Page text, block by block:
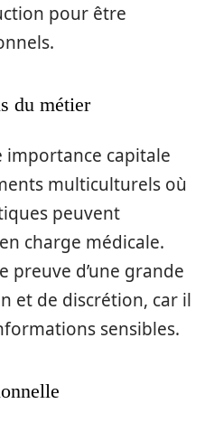
pour être
du métier
importance capitale
multiculturels où
peuvent
charge médicale.
preuve d’une grande
et de discrétion, car il
sensibles.